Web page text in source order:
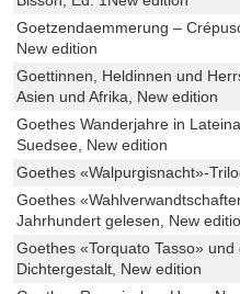
Goetzendaemmerung –
New edition
Goettinnen, Heldinnen und
Asien und Afrika, New edition
Goethes Wanderjahre in
Suedsee, New edition
Goethes «Walpurgisnacht»-
Goethes
Jahrhundert gelesen, New
Goethes «Torquato Tasso»
Dichtergestalt, New edition